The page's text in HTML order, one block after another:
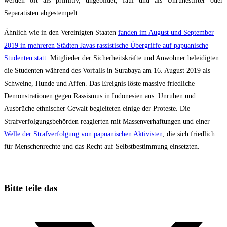
Separatisten abgestempelt.
Ähnlich wie in den Vereinigten Staaten fanden im August und September
2019 in mehreren Städten Javas rassistische Übergriffe auf papuanische
Studenten statt. Mitglieder der Sicherheitskräfte und Anwohner beleidigten
die Studenten während des Vorfalls in Surabaya am 16. August 2019 als
Schweine, Hunde und Affen. Das Ereignis löste massive friedliche
Demonstrationen gegen Rassismus in Indonesien aus. Unruhen und
Ausbrüche ethnischer Gewalt begleiteten einige der Proteste. Die
Strafverfolgungsbehörden reagierten mit Massenverhaftungen und einer
Welle der Strafverfolgung von papuanischen Aktivisten, die sich friedlich
für Menschenrechte und das Recht auf Selbstbestimmung einsetzten.
Bitte teile dasDiesen